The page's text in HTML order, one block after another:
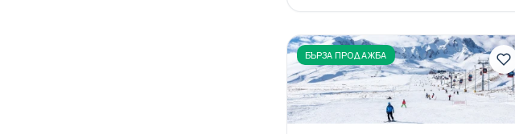
БЪРЗА ПРОДАЖБА